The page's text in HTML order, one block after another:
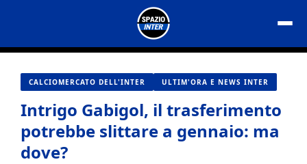
contenuto
CALCIOMERCATO DELL'INTER ULTIM'ORA E NEWS INTER
Intrigo Gabigol, il trasferimento
potrebbe slittare a gennaio: ma
dove?